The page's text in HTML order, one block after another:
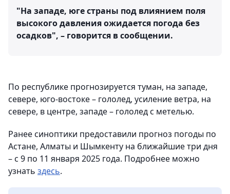
"На западе, юге страны под влиянием поля
высокого давления ожидается погода без
осадков", – говорится в сообщении.
По республике прогнозируется туман, на западе,
севере, юго-востоке – гололед, усиление ветра, на
севере, в центре, западе – гололед с метелью.
Ранее синоптики предоставили прогноз погоды по
Астане, Алматы и Шымкенту на ближайшие три дня
– с 9 по 11 января 2025 года. Подробнее можно
узнать здесь.